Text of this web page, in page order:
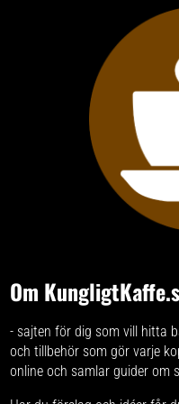
Cafetìere, vilket gör den till en
utmärkt gåva till varje
passionerad kaffeälskare.
Om
- sajten för dig som vill hitta
och tillbehör som gör varje
online och samlar guider om